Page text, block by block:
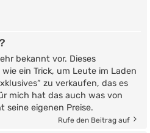
bekannt vor. Dieses
ein Trick, um Leute im Laden
zu verkaufen, das es
mich hat das auch was von
seine eigenen Preise.
Rufe den Beitrag auf